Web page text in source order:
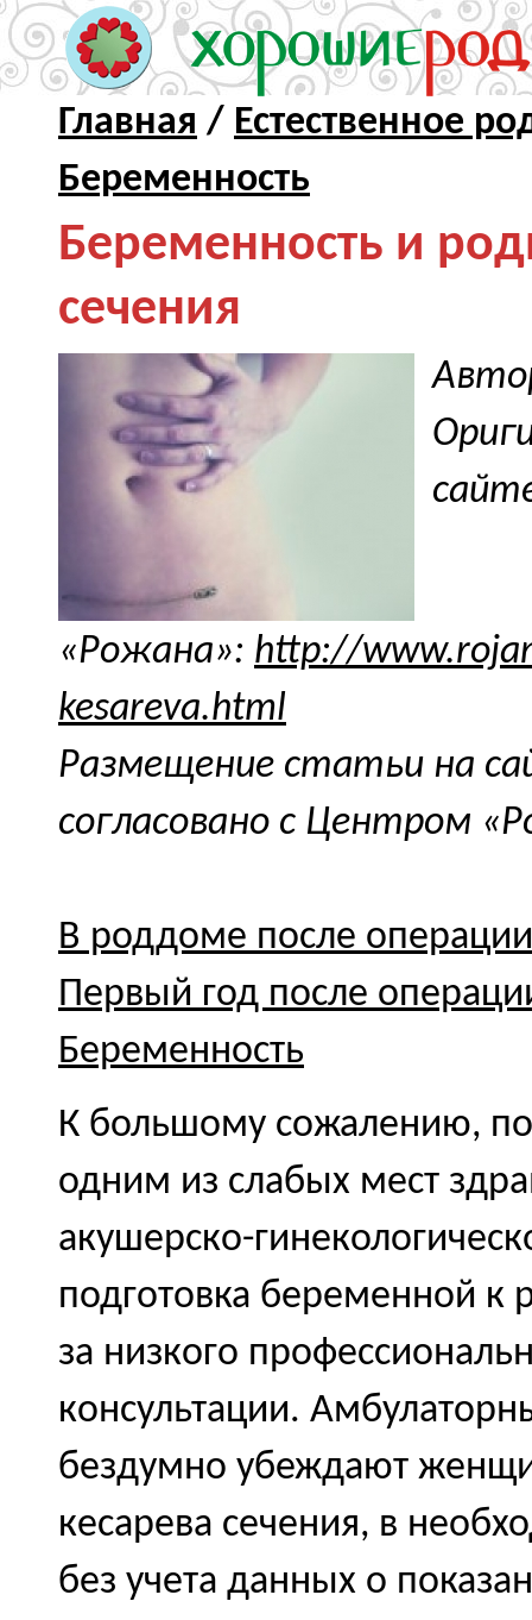
Главная / Естественное
Беременность
Беременность и
сечения
«Рожана»: http://
kesareva.html
Размещение статьи на
согласовано с Центром
В роддоме после операции
Первый год после
Беременность
К большому сожалению,
одним из слабых мест
акушерско-
подготовка беременной к
за низкого
консультации.
бездумно убеждают
кесарева сечения, в
без учета данных о